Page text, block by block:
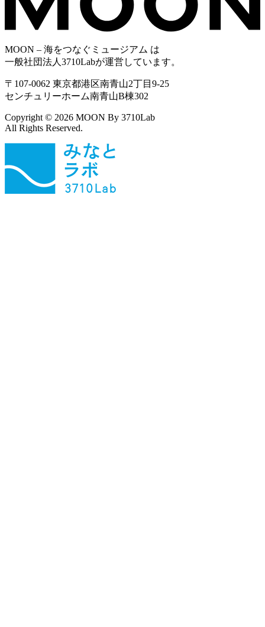
MOON – 海をつなぐミュージアム は
一般社団法人3710Labが運営しています。
〒107-0062 東京都港区南青山2丁目9-25
センチュリーホーム南青山B棟302
Copyright © 2026 MOON By 3710Lab
All Rights Reserved.